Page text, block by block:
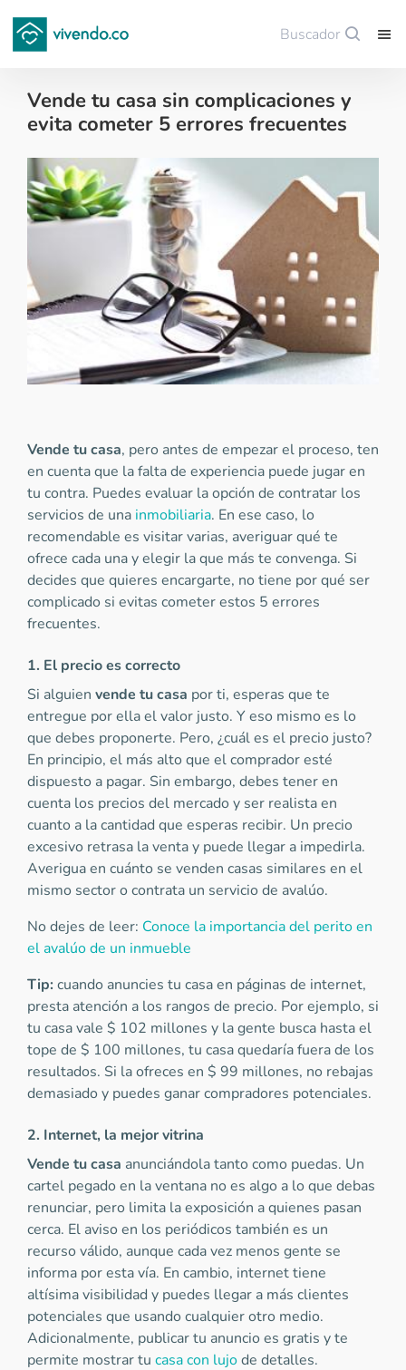
Buscador
Vende tu casa sin complicaciones y
evita cometer 5 errores frecuentes
Tips para comprar vivienda nueva - 2019-12-09
Vende tu casa, pero antes de empezar el proceso, ten
en cuenta que la falta de experiencia puede jugar en
tu contra. Puedes evaluar la opción de contratar los
servicios de una inmobiliaria. En ese caso, lo
recomendable es visitar varias, averiguar qué te
ofrece cada una y elegir la que más te convenga. Si
decides que quieres encargarte, no tiene por qué ser
complicado si evitas cometer estos 5 errores
frecuentes.
1. El precio es correcto
Si alguien vende tu casa por ti, esperas que te
entregue por ella el valor justo. Y eso mismo es lo
que debes proponerte. Pero, ¿cuál es el precio justo?
En principio, el más alto que el comprador esté
dispuesto a pagar. Sin embargo, debes tener en
cuenta los precios del mercado y ser realista en
cuanto a la cantidad que esperas recibir. Un precio
excesivo retrasa la venta y puede llegar a impedirla.
Averigua en cuánto se venden casas similares en el
mismo sector o contrata un servicio de avalúo.
No dejes de leer: Conoce la importancia del perito en
el avalúo de un inmueble
Tip:cuando anuncies tu casa en páginas de internet,
presta atención a los rangos de precio. Por ejemplo, si
tu casa vale $ 102 millones y la gente busca hasta el
tope de $ 100 millones, tu casa quedaría fuera de los
resultados. Si la ofreces en $ 99 millones, no rebajas
demasiado y puedes ganar compradores potenciales.
2. Internet, la mejor vitrina
Vende tu casa anunciándola tanto como puedas. Un
cartel pegado en la ventana no es algo a lo que debas
renunciar, pero limita la exposición a quienes pasan
cerca. El aviso en los periódicos también es un
recurso válido, aunque cada vez menos gente se
informa por esta vía. En cambio, internet tiene
altísima visibilidad y puedes llegar a más clientes
potenciales que usando cualquier otro medio.
Adicionalmente, publicar tu anuncio es gratis y te
permite mostrar tu casa con lujode detalles.
Guardar